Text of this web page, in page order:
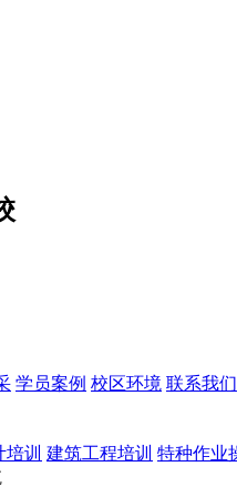
学员案例 校区环境 联系我们
训 建筑工程培训 特种作业